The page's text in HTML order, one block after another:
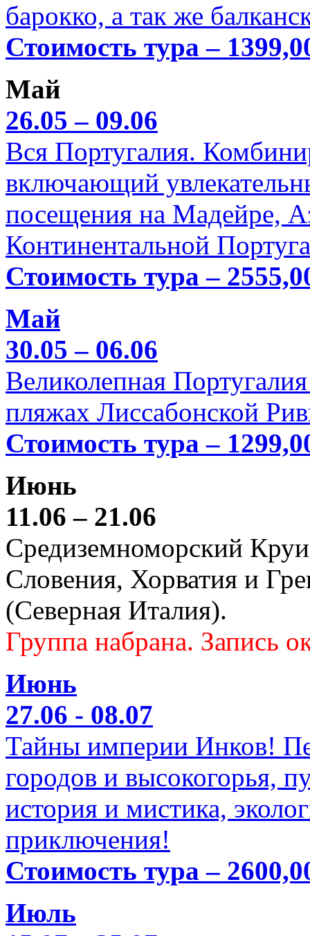
барокко, а так же
Стоимость тура –
Май
26.05 – 09.06
Вся Португалия.
включающий
посещения на Мадейре,
Континентальной
Стоимость тура –
Май
30.05 – 06.06
Великолепная
пляжах Лиссабонской
Стоимость тура –
Июнь
11.06 – 21.06
Средиземноморский
Словения, Хорватия и
(Северная Италия).
Группа набрана. Запись
Июнь
27.06 - 08.07
Тайны империи Инков!
городов и высокогорья,
история и мистика,
приключения!
Стоимость тура –
Июль